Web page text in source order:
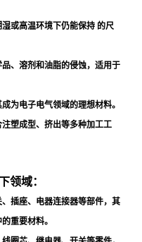
或高温环境下仍能保持 的尺
、溶剂和油脂的侵蚀，适用于
为电子电气领域的理想材料。
注塑成型、挤出等多种加工工
领域：
插座、电器连接器等部件，其
重要材料。